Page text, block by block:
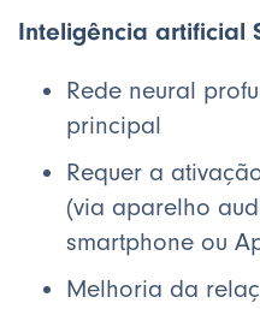
Inteligência artificial
Rede neural
principal
Requer a
(via aparelho
smartphone ou
Melhoria da